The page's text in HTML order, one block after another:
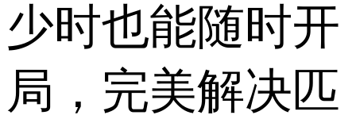
少时也能随时开
局，完美解决匹